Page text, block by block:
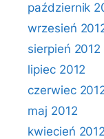
październik
wrzesień
sierpień 2012
lipiec 2012
czerwiec
maj 2012
kwiecień 2012